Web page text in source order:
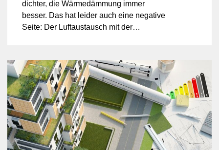
dichter, die Wärmedämmung immer
besser. Das hat leider auch eine negative
Seite: Der Luftaustausch mit der
atmen!